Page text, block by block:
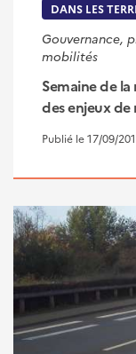
DANS LES
Gouvernance,
mobilités
Semaine de
des enjeux
Publié le 17/09/